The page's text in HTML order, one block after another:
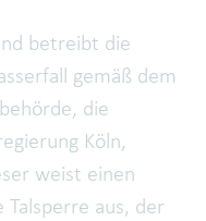
betreibt die
gemäß dem
die
Köln,
weist einen
Talsperre aus, der